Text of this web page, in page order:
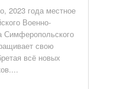
2023 года местное
Военно-
Симферопольского
свою
всё новых